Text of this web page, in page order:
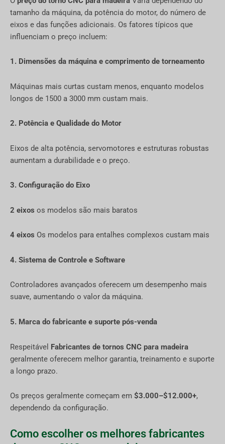
tamanho da máquina, da potência do motor, do número de
eixos e das funções adicionais. Os fatores típicos que
influenciam o preço incluem:
1. Dimensões da máquina e comprimento de torneamento
Máquinas mais curtas custam menos, enquanto modelos
longos de 1500 a 3000 mm custam mais.
2. Potência e Qualidade do Motor
Eixos de alta potência, servomotores e estruturas robustas
aumentam a durabilidade e o preço.
3. Configuração do Eixo
2 eixos os modelos são mais baratos
4 eixos Os modelos para entalhes complexos custam mais
4. Sistema de Controle e Software
Controladores avançados oferecem um desempenho mais
suave, aumentando o valor da máquina.
5. Marca do fabricante e suporte pós-venda
Respeitável Fabricantes de tornos CNC para madeira
geralmente oferecem melhor garantia, treinamento e suporte
a longo prazo.
Os preços geralmente começam em $3.000–$12.000+,
dependendo da configuração.
Como escolher os melhores fabricantes